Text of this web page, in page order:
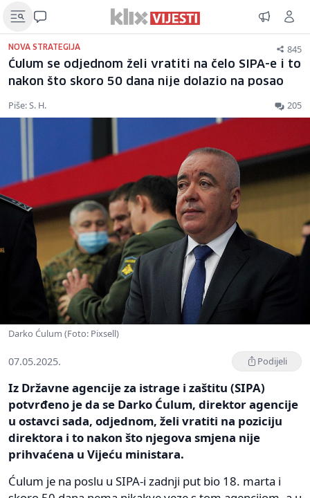
NOVA STRATEGIJA 845
Ćulum se odjednom želi vratiti na čelo SIPA-e i to
nakon što skoro 50 dana nije dolazio na posao
Piše: S. H. 205
Darko Ćulum (Foto: Pixsell)
07.05.2025. Podijeli
Iz Državne agencije za istrage i zaštitu (SIPA)
potvrđeno je da se Darko Ćulum, direktor agencije
u ostavci sada, odjednom, želi vratiti na poziciju
direktora i to nakon što njegova smjena nije
prihvaćena u Vijeću ministara.
Ćulum je na poslu u SIPA-i zadnji put bio 18. marta i